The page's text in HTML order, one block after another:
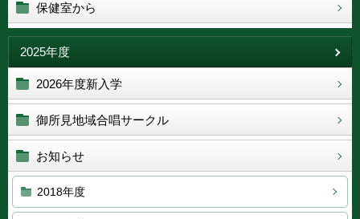
保健室から
2025年度
2026年度新入学
御所見地域合唱サークル
お知らせ
2018年度